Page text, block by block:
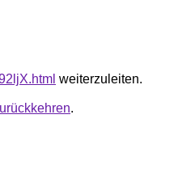
weiterzuleiten.
.